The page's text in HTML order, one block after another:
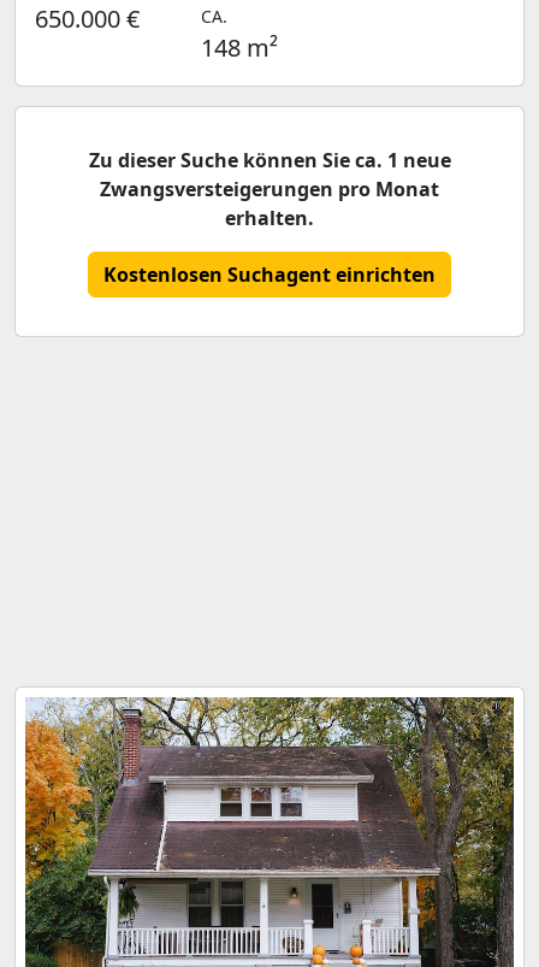
650.000 €
CA.
148 m²
Zu dieser Suche können Sie ca. 1 neue
Zwangsversteigerungen pro Monat
erhalten.
Kostenlosen Suchagent einrichten